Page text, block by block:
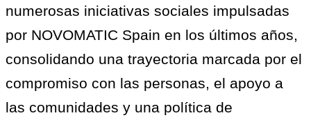
numerosas iniciativas sociales impulsadas
por NOVOMATIC Spain en los últimos años,
consolidando una trayectoria marcada por el
compromiso con las personas, el apoyo a
las comunidades y una política de